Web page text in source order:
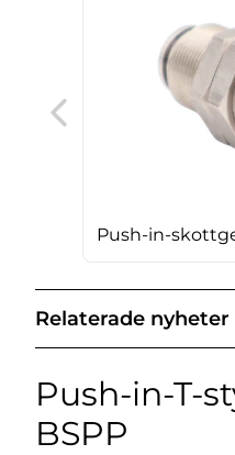
Push-in-
Relaterade nyheter
Push-in-T-
BSPP